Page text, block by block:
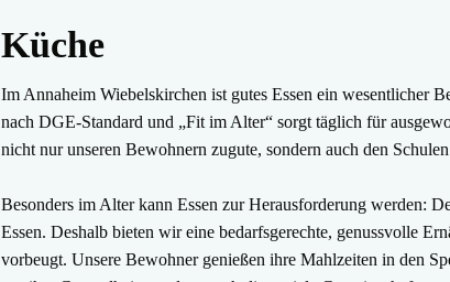
Küche
Im Annaheim Wiebelskirchen ist gutes Essen ein wesentlicher
nach DGE-Standard und „Fit im Alter“ sorgt täglich für
nicht nur unseren Bewohnern zugute, sondern auch den
Besonders im Alter kann Essen zur Herausforderung werden:
Essen. Deshalb bieten wir eine bedarfsgerechte, genussvolle
vorbeugt. Unsere Bewohner genießen ihre Mahlzeiten in den